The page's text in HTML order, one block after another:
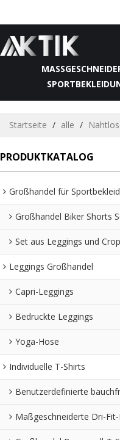
Startseite / alle /
PRODUKTKATALOG
Großhandel für
Großhandel Biker Shorts
Set aus Leggings und
Leggings Großhandel
Capri-Leggings
Bedruckte Leggings
Yoga-Hose
Individuelle T-Shirts
Benutzerdefinierte
Maßgeschneiderte Dri-